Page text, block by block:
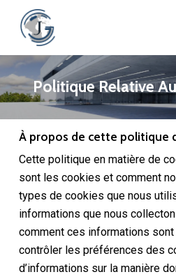
content
Politique Relative
À propos de cette politique
Cette politique en matière de
sont les cookies et comment
types de cookies que nous
informations que nous
comment ces informations
contrôler les préférences des
d’informations sur la manière